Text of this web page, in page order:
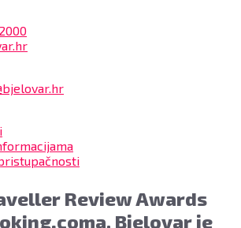
Review Awards
Bjelovar je